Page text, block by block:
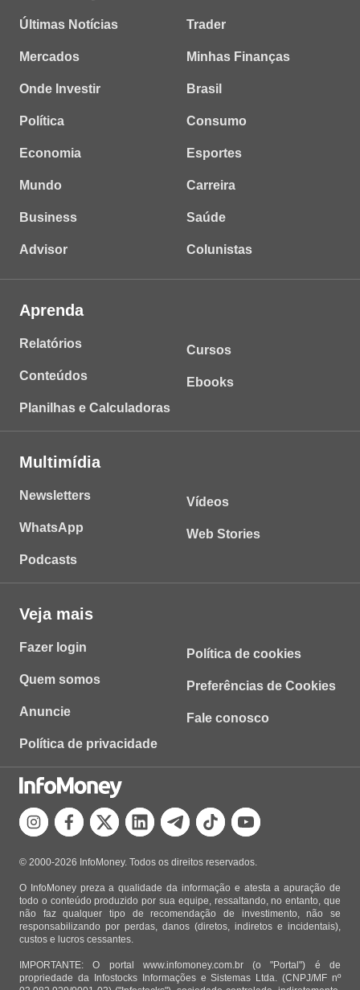
Últimas Notícias
Mercados
Onde Investir
Política
Economia
Mundo
Business
Advisor
Trader
Minhas Finanças
Brasil
Consumo
Esportes
Carreira
Saúde
Colunistas
Aprenda
Relatórios
Conteúdos
Planilhas e Calculadoras
Cursos
Ebooks
Multimídia
Newsletters
WhatsApp
Podcasts
Vídeos
Web Stories
Veja mais
Fazer login
Quem somos
Anuncie
Política de privacidade
Política de cookies
Preferências de Cookies
Fale conosco
© 2000-2026 InfoMoney. Todos os direitos reservados.
O InfoMoney preza a qualidade da informação e atesta a apuração de
todo o conteúdo produzido por sua equipe, ressaltando, no entanto, que
não faz qualquer tipo de recomendação de investimento, não se
responsabilizando por perdas, danos (diretos, indiretos e incidentais),
custos e lucros cessantes.
IMPORTANTE: O portal www.infomoney.com.br (o "Portal") é de
propriedade da Infostocks Informações e Sistemas Ltda. (CNPJ/MF nº